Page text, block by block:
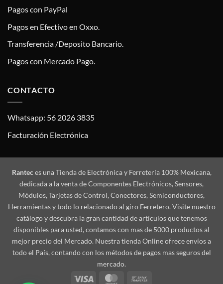
Pagos con PayPal
Pagos en Efectivo en Oxxo.
Transferencia /Deposito Bancario.
Pagos con Mercado Pago.
CONTACTO
Whatsapp: 56 2026 3835
Facturación Electrónica
Ranteces una Tienda de Electrónica y Ferretería 100% Mexicana,
dedicada a la venta de Componentes Electrónicos, Sensores,
Módulos, Tarjetas de Control, Conectores, Semiconductores,
Herramientas y todo lo relacionado al giro Ferretero. Visite nuestro
catálogo y descubra la gran cantidad de artículos que tenemos
disponibles para usted, contamos con mas de 5000 productos al
mejor precio del Mercado. Nuestra tienda Online ofrece envíos a
todo el País, contando con los métodos de pagos mas seguros del
mercado.
Visa
MasterCard